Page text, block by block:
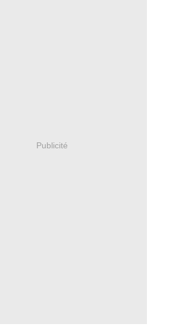
Publicité